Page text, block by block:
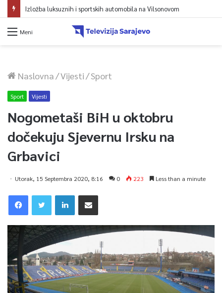
Izložba luksuznih i sportskih automobila na Vilsonovom
Meni
Naslovna/Vijesti/Sport
Sport Vijesti
Nogometaši BiH u oktobru
dočekuju Sjevernu Irsku na
Grbavici
Utorak, 15 Septembra 2020, 8:16 0 223 Less than a minute